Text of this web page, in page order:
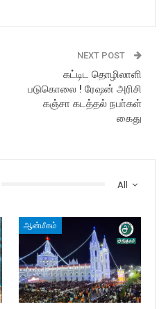
NEXT POST
கட்டிட தொழிலாளி
படுகொலை ! ரேஷன் அரிசி
கஞ்சா கடத்தல் நபா்கள்
கைது
All
ஆன்மீகம்